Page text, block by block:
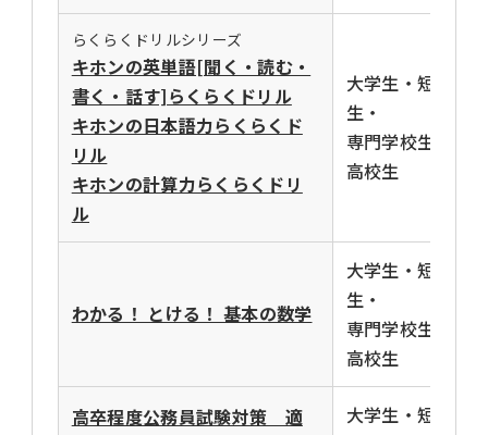
らくらくドリルシリーズ
キホンの英単語[聞く・読む・
書く・話す]らくらくドリル
キホンの日本語力らくらくド
リル
キホンの計算力らくらくドリ
ル
大学生・短大
生・
専門学校生・
高校生
わかる！ とける！ 基本の数学
大学生・短大
生・
専門学校生・
高校生
高卒程度公務員試験対策 適
大学生・短大